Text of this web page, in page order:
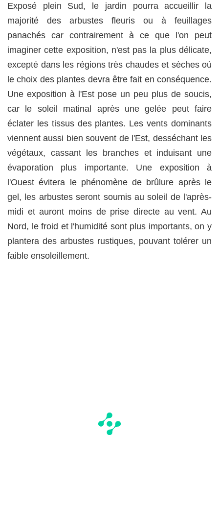
Exposé plein Sud, le jardin pourra accueillir la
majorité des arbustes fleuris ou à feuillages
panachés car contrairement à ce que l'on peut
imaginer cette exposition, n'est pas la plus délicate,
excepté dans les régions très chaudes et sèches où
le choix des plantes devra être fait en conséquence.
Une exposition à l'Est pose un peu plus de soucis,
car le soleil matinal après une gelée peut faire
éclater les tissus des plantes. Les vents dominants
viennent aussi bien souvent de l'Est, desséchant les
végétaux, cassant les branches et induisant une
évaporation plus importante. Une exposition à
l'Ouest évitera le phénomène de brûlure après le
gel, les arbustes seront soumis au soleil de l'après-
midi et auront moins de prise directe au vent. Au
Nord, le froid et l'humidité sont plus importants, on y
plantera des arbustes rustiques, pouvant tolérer un
faible ensoleillement.